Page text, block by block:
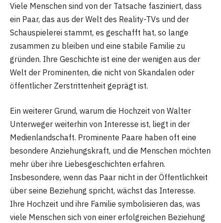
Viele Menschen sind von der Tatsache fasziniert, dass
ein Paar, das aus der Welt des Reality-TVs und der
Schauspielerei stammt, es geschafft hat, so lange
zusammen zu bleiben und eine stabile Familie zu
gründen. Ihre Geschichte ist eine der wenigen aus der
Welt der Prominenten, die nicht von Skandalen oder
öffentlicher Zerstrittenheit geprägt ist.
Ein weiterer Grund, warum die Hochzeit von Walter
Unterweger weiterhin von Interesse ist, liegt in der
Medienlandschaft. Prominente Paare haben oft eine
besondere Anziehungskraft, und die Menschen möchten
mehr über ihre Liebesgeschichten erfahren.
Insbesondere, wenn das Paar nicht in der Öffentlichkeit
über seine Beziehung spricht, wächst das Interesse.
Ihre Hochzeit und ihre Familie symbolisieren das, was
viele Menschen sich von einer erfolgreichen Beziehung